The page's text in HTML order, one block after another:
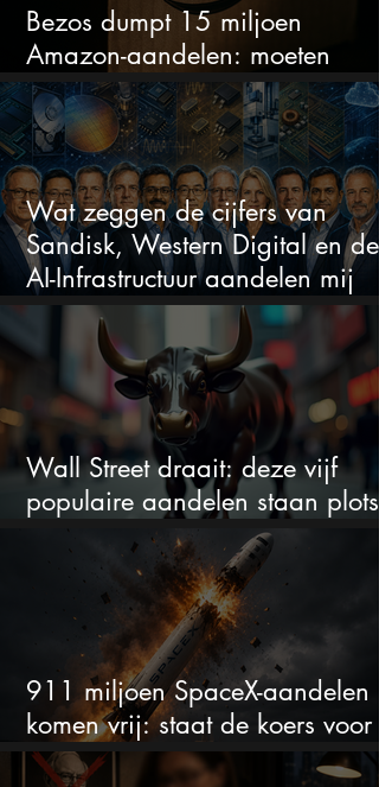
Bezos dumpt 15 miljoen
Amazon-aandelen: moeten
beleggers zich zorgen maken?
Wat zeggen de cijfers van
Sandisk, Western Digital en de
AI-Infrastructuur aandelen mij
werkelijk
Wall Street draait: deze vijf
populaire aandelen staan plots
onder spanning
911 miljoen SpaceX-aandelen
komen vrij: staat de koers voor
een nieuwe crash?